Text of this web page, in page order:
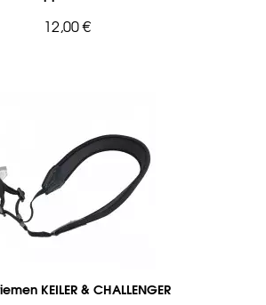
12,00 €
KEILER & CHALLENGER